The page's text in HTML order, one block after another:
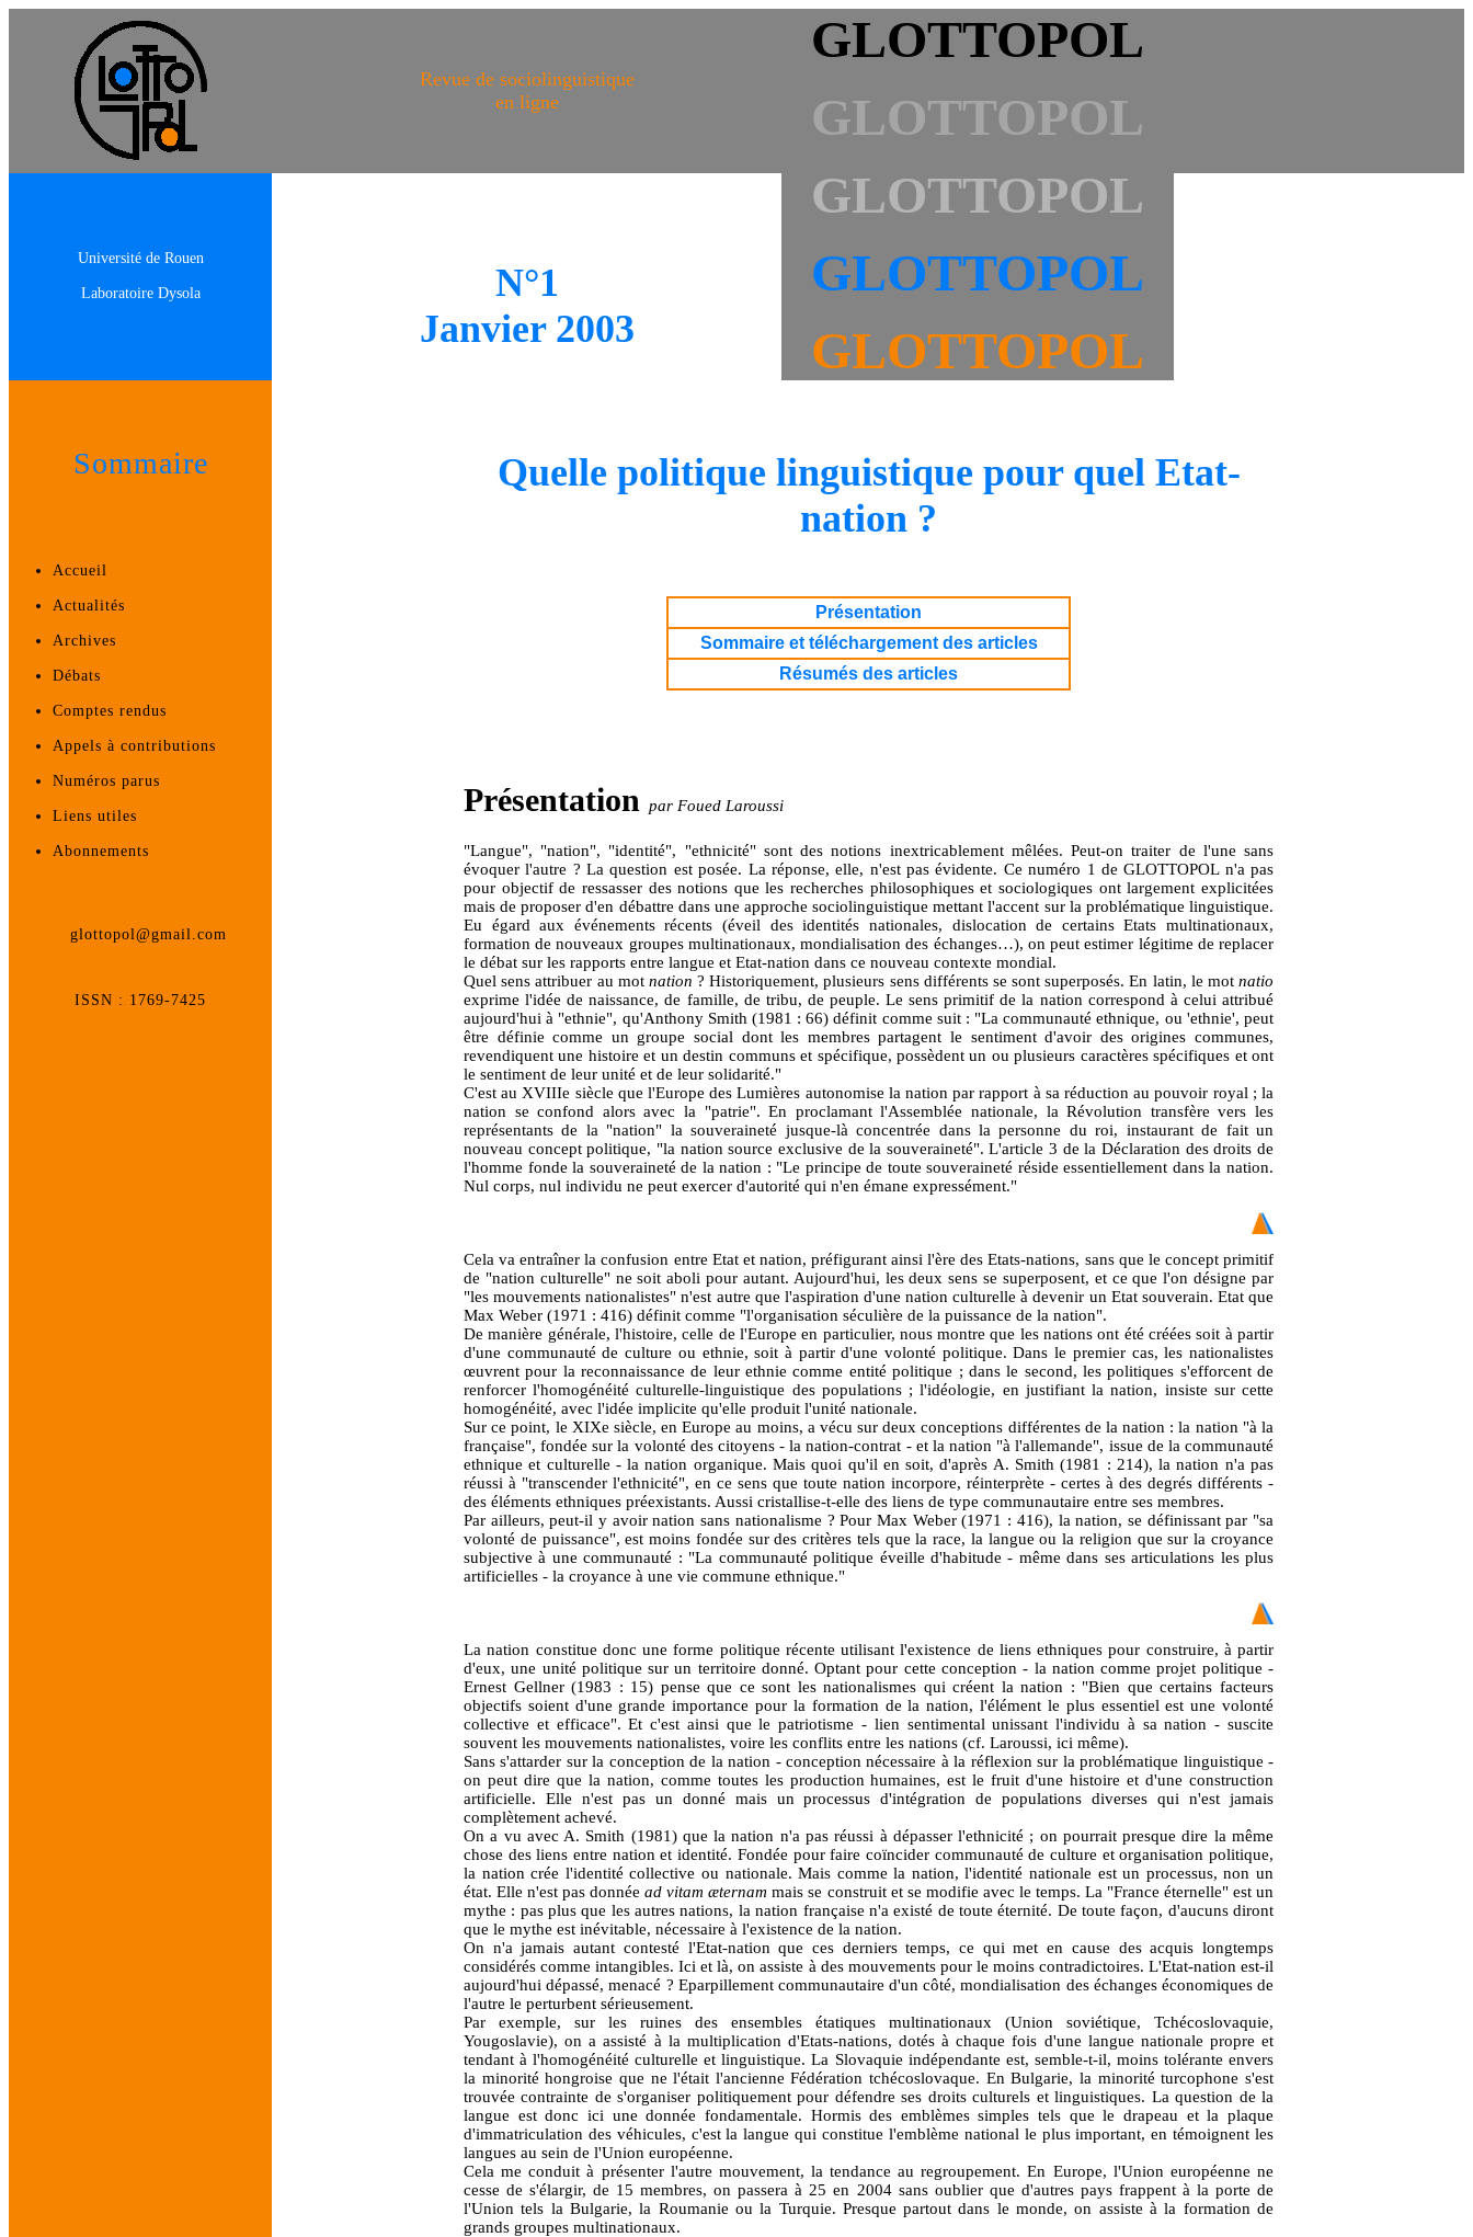
Revue de sociolinguistique
en ligne
GLOTTOPOL
GLOTTOPOL
GLOTTOPOL
GLOTTOPOL
GLOTTOPOL
Université de Rouen
Laboratoire Dysola
N°1
Janvier 2003
Sommaire
Accueil
Actualités
Archives
Débats
Comptes rendus
Appels à contributions
Numéros parus
Liens utiles
Abonnements
glottopol@gmail.com
ISSN : 1769-7425
Quelle politique linguistique pour quel Etat-
nation ?
Présentation
Sommaire et téléchargement des articles
Résumés des articles
Présentation par Foued Laroussi
"Langue", "nation", "identité", "ethnicité" sont des notions inextricablement mêlées. Peut-on traiter de l'une sans
évoquer l'autre ? La question est posée. La réponse, elle, n'est pas évidente. Ce numéro 1 de GLOTTOPOL n'a pas
pour objectif de ressasser des notions que les recherches philosophiques et sociologiques ont largement explicitées
mais de proposer d'en débattre dans une approche sociolinguistique mettant l'accent sur la problématique linguistique.
Eu égard aux événements récents (éveil des identités nationales, dislocation de certains Etats multinationaux,
formation de nouveaux groupes multinationaux, mondialisation des échanges…), on peut estimer légitime de replacer
le débat sur les rapports entre langue et Etat-nation dans ce nouveau contexte mondial.
Quel sens attribuer au mot nation? Historiquement, plusieurs sens différents se sont superposés. En latin, le motnatio
exprime l'idée de naissance, de famille, de tribu, de peuple. Le sens primitif de la nation correspond à celui attribué
aujourd'hui à "ethnie", qu'Anthony Smith (1981 : 66) définit comme suit : "La communauté ethnique, ou 'ethnie', peut
être définie comme un groupe social dont les membres partagent le sentiment d'avoir des origines communes,
revendiquent une histoire et un destin communs et spécifique, possèdent un ou plusieurs caractères spécifiques et ont
le sentiment de leur unité et de leur solidarité."
C'est au XVIIIe siècle que l'Europe des Lumières autonomise la nation par rapport à sa réduction au pouvoir royal ; la
nation se confond alors avec la "patrie". En proclamant l'Assemblée nationale, la Révolution transfère vers les
représentants de la "nation" la souveraineté jusque-là concentrée dans la personne du roi, instaurant de fait un
nouveau concept politique, "la nation source exclusive de la souveraineté". L'article 3 de la Déclaration des droits de
l'homme fonde la souveraineté de la nation : "Le principe de toute souveraineté réside essentiellement dans la nation.
Nul corps, nul individu ne peut exercer d'autorité qui n'en émane expressément."
Cela va entraîner la confusion entre Etat et nation, préfigurant ainsi l'ère des Etats-nations, sans que le concept primitif
de "nation culturelle" ne soit aboli pour autant. Aujourd'hui, les deux sens se superposent, et ce que l'on désigne par
"les mouvements nationalistes" n'est autre que l'aspiration d'une nation culturelle à devenir un Etat souverain. Etat que
Max Weber (1971 : 416) définit comme "l'organisation séculière de la puissance de la nation".
De manière générale, l'histoire, celle de l'Europe en particulier, nous montre que les nations ont été créées soit à partir
d'une communauté de culture ou ethnie, soit à partir d'une volonté politique. Dans le premier cas, les nationalistes
œuvrent pour la reconnaissance de leur ethnie comme entité politique ; dans le second, les politiques s'efforcent de
renforcer l'homogénéité culturelle-linguistique des populations ; l'idéologie, en justifiant la nation, insiste sur cette
homogénéité, avec l'idée implicite qu'elle produit l'unité nationale.
Sur ce point, le XIXe siècle, en Europe au moins, a vécu sur deux conceptions différentes de la nation : la nation "à la
française", fondée sur la volonté des citoyens - la nation-contrat - et la nation "à l'allemande", issue de la communauté
ethnique et culturelle - la nation organique. Mais quoi qu'il en soit, d'après A. Smith (1981 : 214), la nation n'a pas
réussi à "transcender l'ethnicité", en ce sens que toute nation incorpore, réinterprète - certes à des degrés différents -
des éléments ethniques préexistants. Aussi cristallise-t-elle des liens de type communautaire entre ses membres.
Par ailleurs, peut-il y avoir nation sans nationalisme ? Pour Max Weber (1971 : 416), la nation, se définissant par "sa
volonté de puissance", est moins fondée sur des critères tels que la race, la langue ou la religion que sur la croyance
subjective à une communauté : "La communauté politique éveille d'habitude - même dans ses articulations les plus
artificielles - la croyance à une vie commune ethnique."
La nation constitue donc une forme politique récente utilisant l'existence de liens ethniques pour construire, à partir
d'eux, une unité politique sur un territoire donné. Optant pour cette conception - la nation comme projet politique -
Ernest Gellner (1983 : 15) pense que ce sont les nationalismes qui créent la nation : "Bien que certains facteurs
objectifs soient d'une grande importance pour la formation de la nation, l'élément le plus essentiel est une volonté
collective et efficace". Et c'est ainsi que le patriotisme - lien sentimental unissant l'individu à sa nation - suscite
souvent les mouvements nationalistes, voire les conflits entre les nations (cf. Laroussi, ici même).
Sans s'attarder sur la conception de la nation - conception nécessaire à la réflexion sur la problématique linguistique -
on peut dire que la nation, comme toutes les production humaines, est le fruit d'une histoire et d'une construction
artificielle. Elle n'est pas un donné mais un processus d'intégration de populations diverses qui n'est jamais
complètement achevé.
On a vu avec A. Smith (1981) que la nation n'a pas réussi à dépasser l'ethnicité ; on pourrait presque dire la même
chose des liens entre nation et identité. Fondée pour faire coïncider communauté de culture et organisation politique,
la nation crée l'identité collective ou nationale. Mais comme la nation, l'identité nationale est un processus, non un
état. Elle n'est pas donnéead vitam æternam mais se construit et se modifie avec le temps. La "France éternelle" est un
mythe : pas plus que les autres nations, la nation française n'a existé de toute éternité. De toute façon, d'aucuns diront
que le mythe est inévitable, nécessaire à l'existence de la nation.
On n'a jamais autant contesté l'Etat-nation que ces derniers temps, ce qui met en cause des acquis longtemps
considérés comme intangibles. Ici et là, on assiste à des mouvements pour le moins contradictoires. L'Etat-nation est-il
aujourd'hui dépassé, menacé ? Eparpillement communautaire d'un côté, mondialisation des échanges économiques de
l'autre le perturbent sérieusement.
Par exemple, sur les ruines des ensembles étatiques multinationaux (Union soviétique, Tchécoslovaquie,
Yougoslavie), on a assisté à la multiplication d'Etats-nations, dotés à chaque fois d'une langue nationale propre et
tendant à l'homogénéité culturelle et linguistique. La Slovaquie indépendante est, semble-t-il, moins tolérante envers
la minorité hongroise que ne l'était l'ancienne Fédération tchécoslovaque. En Bulgarie, la minorité turcophone s'est
trouvée contrainte de s'organiser politiquement pour défendre ses droits culturels et linguistiques. La question de la
langue est donc ici une donnée fondamentale. Hormis des emblèmes simples tels que le drapeau et la plaque
d'immatriculation des véhicules, c'est la langue qui constitue l'emblème national le plus important, en témoignent les
langues au sein de l'Union européenne.
Cela me conduit à présenter l'autre mouvement, la tendance au regroupement. En Europe, l'Union européenne ne
cesse de s'élargir, de 15 membres, on passera à 25 en 2004 sans oublier que d'autres pays frappent à la porte de
l'Union tels la Bulgarie, la Roumanie ou la Turquie. Presque partout dans le monde, on assiste à la formation de
grands groupes multinationaux.